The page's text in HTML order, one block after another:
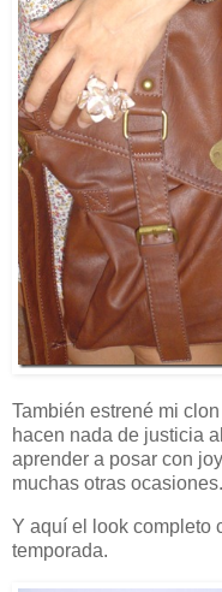
También estrené mi
hacen nada de justicia
aprender a posar con
muchas otras ocasiones.
Y aquí el look completo
temporada.